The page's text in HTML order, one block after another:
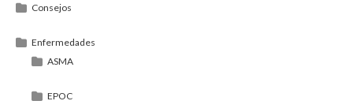
Consejos
Enfermedades
ASMA
EPOC